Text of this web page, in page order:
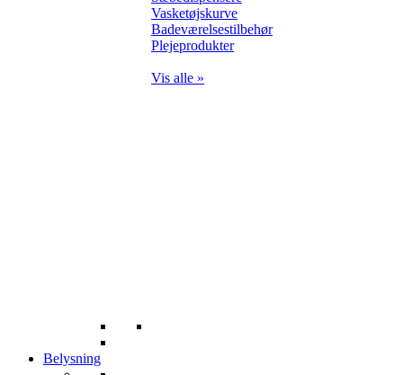
Vasketøjskurve
Badeværelsestilbehør
Plejeprodukter
Vis alle »
Belysning